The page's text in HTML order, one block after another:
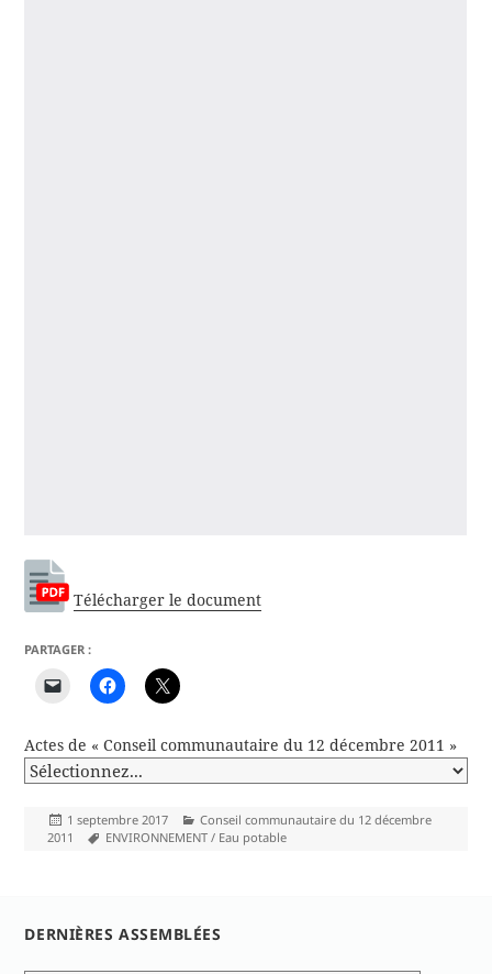
Télécharger le document
PARTAGER :
Actes de « Conseil communautaire du 12 décembre 2011 »
Publié
le
1 septembre 2017 Catégories
Conseil communautaire du 12 décembre
2011
Mots-
ENVIRONNEMENT / Eau potable
DERNIÈRES ASSEMBLÉES